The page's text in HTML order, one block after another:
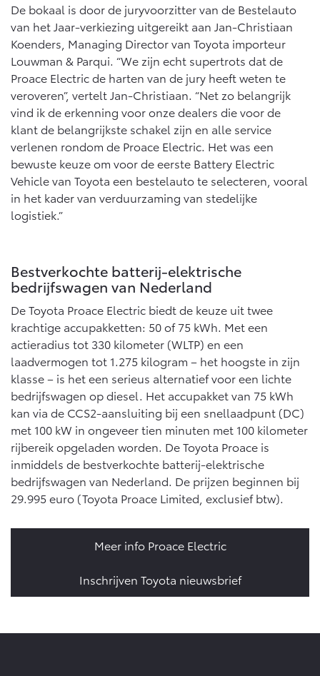
De bokaal is door de juryvoorzitter van de Bestelauto
van het Jaar-verkiezing uitgereikt aan Jan-Christiaan
Koenders, Managing Director van Toyota importeur
Louwman & Parqui. “We zijn echt supertrots dat de
Proace Electric de harten van de jury heeft weten te
veroveren”, vertelt Jan-Christiaan. “Net zo belangrijk
vind ik de erkenning voor onze dealers die voor de
klant de belangrijkste schakel zijn en alle service
verlenen rondom de Proace Electric. Het was een
bewuste keuze om voor de eerste Battery Electric
Vehicle van Toyota een bestelauto te selecteren, vooral
in het kader van verduurzaming van stedelijke
logistiek.”
Bestverkochte batterij-elektrische
bedrijfswagen van Nederland
De Toyota Proace Electric biedt de keuze uit twee
krachtige accupakketten: 50 of 75 kWh. Met een
actieradius tot 330 kilometer (WLTP) en een
laadvermogen tot 1.275 kilogram – het hoogste in zijn
klasse – is het een serieus alternatief voor een lichte
bedrijfswagen op diesel. Het accupakket van 75 kWh
kan via de CCS2-aansluiting bij een snellaadpunt (DC)
met 100 kW in ongeveer tien minuten met 100 kilometer
rijbereik opgeladen worden. De Toyota Proace is
inmiddels de bestverkochte batterij-elektrische
bedrijfswagen van Nederland. De prijzen beginnen bij
29.995 euro (Toyota Proace Limited, exclusief btw).
Meer info Proace Electric
Inschrijven Toyota nieuwsbrief